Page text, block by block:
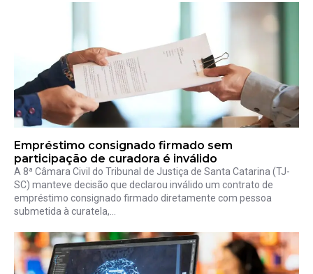
Empréstimo consignado firmado sem
participação de curadora é inválido
A 8ª Câmara Civil do Tribunal de Justiça de Santa Catarina (TJ-
SC) manteve decisão que declarou inválido um contrato de
empréstimo consignado firmado diretamente com pessoa
submetida à curatela,...